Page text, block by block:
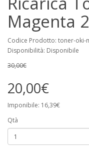
Magenta
Codice Prodotto: toner-oki-
Disponibilità: Disponibile
30,00€
20,00€
Imponibile: 16,39€
Qtà